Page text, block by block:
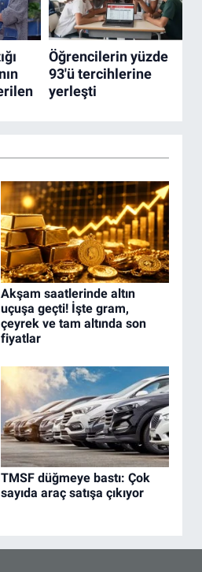
Akşam saatlerinde altın
uçuşa geçti! İşte gram,
çeyrek ve tam altında son
fiyatlar
TMSF düğmeye bastı: Çok
sayıda araç satışa çıkıyor